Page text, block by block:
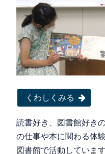
くわしくみる
読書好き、図書館好き
の仕事や本に関わる体
図書館で活動しています